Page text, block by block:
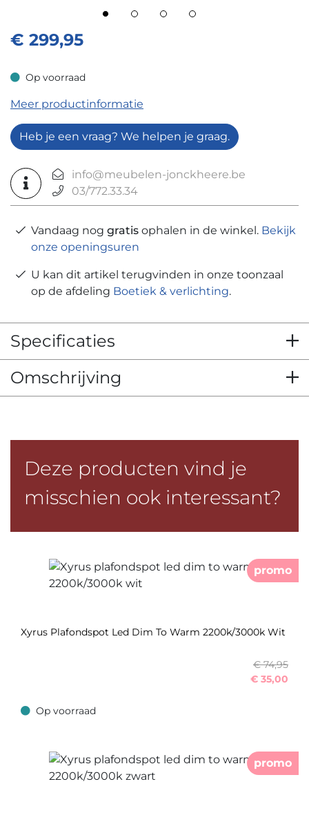
€ 299,95
Op voorraad
Op voorraad
Meer productinformatie
Heb je een vraag? We helpen je graag.
info@meubelen-jonckheere.be
03/772.33.34
Vandaag nog gratis ophalen in de winkel. Bekijk
onze openingsuren
U kan dit artikel terugvinden in onze toonzaal
op de afdeling Boetiek & verlichting.
Specificaties
Omschrijving
Deze producten vind je
misschien ook interessant?
promo
Xyrus Plafondspot Led Dim To Warm 2200k/3000k Wit
€ 74,95
€ 35,00
Op voorraad
Op voorraad
promo